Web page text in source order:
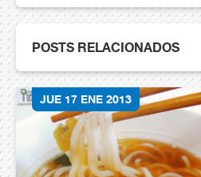
POSTS RELACIONADOS
JUE 17 ENE 2013